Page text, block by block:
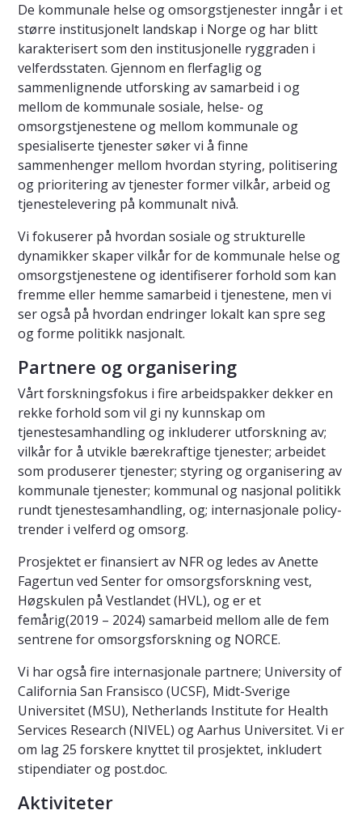
De kommunale helse og omsorgstjenester inngår i et
større institusjonelt landskap i Norge og har blitt
karakterisert som den institusjonelle ryggraden i
velferdsstaten. Gjennom en flerfaglig og
sammenlignende utforsking av samarbeid i og
mellom de kommunale sosiale, helse- og
omsorgstjenestene og mellom kommunale og
spesialiserte tjenester søker vi å finne
sammenhenger mellom hvordan styring, politisering
og prioritering av tjenester former vilkår, arbeid og
tjenestelevering på kommunalt nivå.
Vi fokuserer på hvordan sosiale og strukturelle
dynamikker skaper vilkår for de kommunale helse og
omsorgstjenestene og identifiserer forhold som kan
fremme eller hemme samarbeid i tjenestene, men vi
ser også på hvordan endringer lokalt kan spre seg
og forme politikk nasjonalt.
Partnere og organisering
Vårt forskningsfokus i fire arbeidspakker dekker en
rekke forhold som vil gi ny kunnskap om
tjenestesamhandling og inkluderer utforskning av;
vilkår for å utvikle bærekraftige tjenester; arbeidet
som produserer tjenester; styring og organisering av
kommunale tjenester; kommunal og nasjonal politikk
rundt tjenestesamhandling, og; internasjonale policy-
trender i velferd og omsorg.
Prosjektet er finansiert av NFR og ledes av Anette
Fagertun ved Senter for omsorgsforskning vest,
Høgskulen på Vestlandet (HVL), og er et
femårig(2019 – 2024) samarbeid mellom alle de fem
sentrene for omsorgsforskning og NORCE.
Vi har også fire internasjonale partnere; University of
California San Fransisco (UCSF), Midt-Sverige
Universitet (MSU), Netherlands Institute for Health
Services Research (NIVEL) og Aarhus Universitet. Vi er
om lag 25 forskere knyttet til prosjektet, inkludert
stipendiater og post.doc.
Aktiviteter